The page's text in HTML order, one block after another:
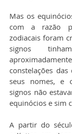
Mas os
com a razão
zodiacais foram
signos
constelações
seus nomes, e
signos não
equinócios e sim
A partir do